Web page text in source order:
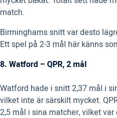
match.
Birminghams snitt var desto
Ett spel på 2-3 mål här känns
8. Watford – QPR, 2 mål
Watford hade i snitt 2,37 mål i
vilket inte är särskilt mycket.
2,5 mål i sina matcher, vilket